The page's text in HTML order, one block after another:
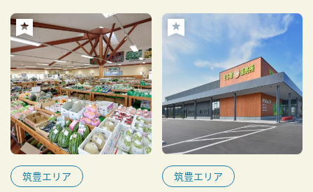
筑豊エリア 筑豊エリア